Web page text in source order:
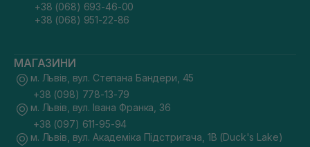
+38 (068) 693-46-00
+38 (068) 951-22-86
МАГАЗИНИ
м. Львів, вул. Степана Бандери, 45
+38 (098) 778-13-79
м. Львів, вул. Івана Франка, 36
+38 (097) 611-95-94
м. Львів, вул. Академіка Підстригача, 1В (Duck's Lake)